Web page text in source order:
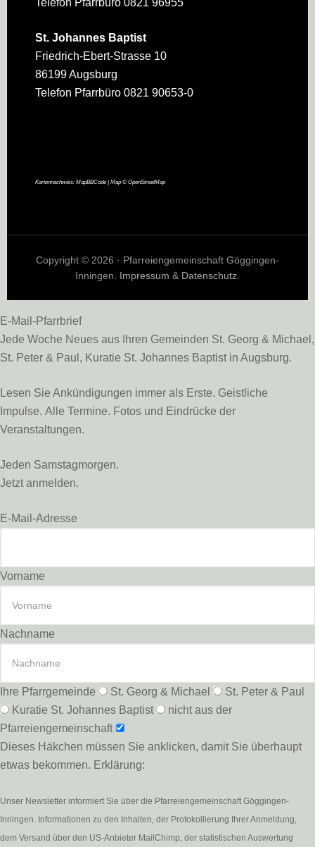
Telefon Pfarrbüro 0821 96955
St. Johannes Baptist
Friedrich-Ebert-Strasse 10
86199 Augsburg
Telefon Pfarrbüro 0821 90653-0
Kartennachweis: MapBBCode| Map © OpenStreetMap
Copyright © 2026 · Pfarreiengemeinschaft Göggingen-
Inningen. Impressum & Datenschutz.
E-Mail-Pfarrbrief
Jede Woche Neues aus Ihren Gemeinden St. Georg & Michael,
St. Peter & Paul, Kuratie St. Johannes Baptist in Augsburg.
Lesen Sie Ankündigungen immer als Erste. Geistliche
Impulse. Alle Termine. Fotos und Eindrücke der
Veranstaltungen.
Jeden Samstagmorgen.
Jetzt anmelden.
E-Mail-Adresse
Vorname
Nachname
Ihre Pfarrgemeinde St. Georg & Michael
St. Peter & Paul
Kuratie St. Johannes Baptist
nicht aus der
Pfarreiengemeinschaft
Dieses Häkchen müssen Sie anklicken, damit Sie überhaupt
etwas bekommen. Erklärung:
Unser Newsletter informiert Sie über die Pfarreiengemeinschaft Göggingen-
Inningen. Informationen zu den Inhalten, der Protokollierung Ihrer Anmeldung,
dem Versand über den US-Anbieter MailChimp, der statistischen Auswertung